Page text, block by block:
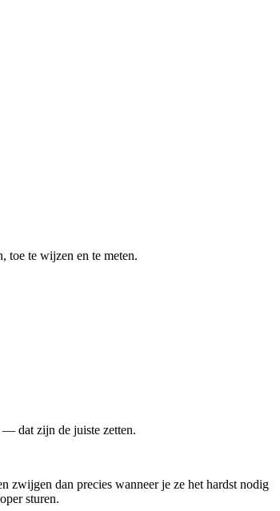
toe te wijzen en te meten.
dat zijn de juiste zetten.
zwijgen dan precies wanneer je ze het hardst nodig
sturen.